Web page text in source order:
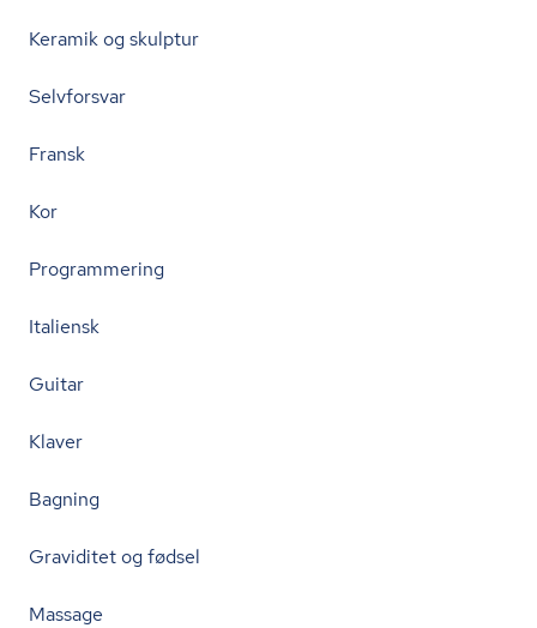
Keramik og skulptur
Selvforsvar
Fransk
Kor
Programmering
Italiensk
Guitar
Klaver
Bagning
Graviditet og fødsel
Massage